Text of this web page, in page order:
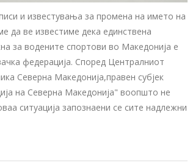
и известувања за промена на името на
да ве известиме дека единствена
за водените спортови во Македонија е
федерација. Според Централниот
Северна Македонија,правен субјек
на Северна Македонија" воопшто не
ситуација запознаени се сите надлежни